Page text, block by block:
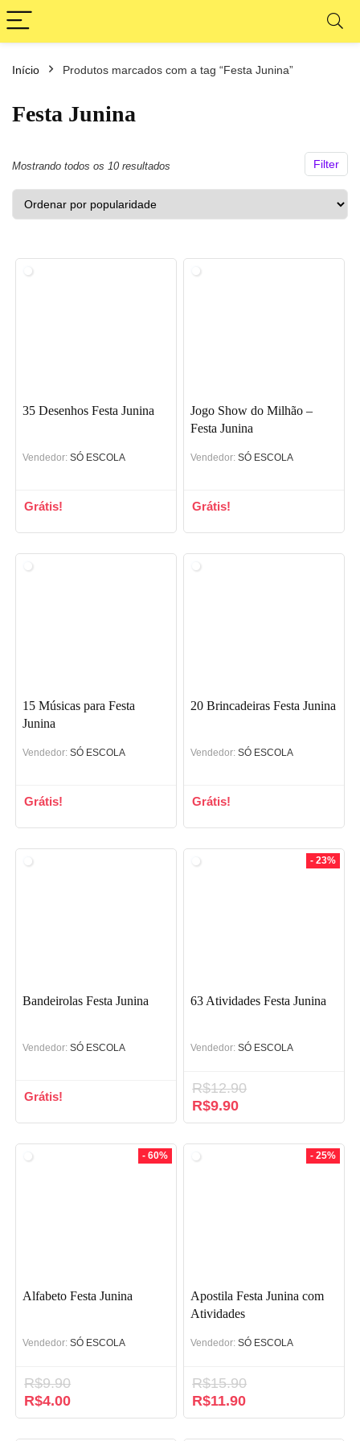
Início Produtos marcados com a tag “Festa Junina”
Festa Junina
Filter
Mostrando todos os 10 resultados
por
35 Desenhos Festa Junina
Vendedor: SÓ ESCOLA
Grátis!
Jogo Show do Milhão –
Festa Junina
Vendedor: SÓ ESCOLA
Grátis!
15 Músicas para Festa
Junina
Vendedor: SÓ ESCOLA
Grátis!
20 Brincadeiras Festa Junina
Vendedor: SÓ ESCOLA
Grátis!
Bandeirolas Festa Junina
Vendedor: SÓ ESCOLA
Grátis!
- 23%
63 Atividades Festa Junina
Vendedor: SÓ ESCOLA
R$12.90
O
preço
R$9.90O
preço
- 60%
Alfabeto Festa Junina
Vendedor: SÓ ESCOLA
R$9.90
O
preço
R$4.00O
preço
- 25%
Apostila Festa Junina com
Atividades
Vendedor: SÓ ESCOLA
R$15.90
O
preço
R$11.90O
preço